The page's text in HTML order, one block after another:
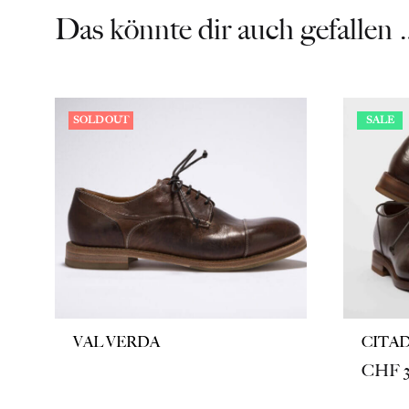
Das könnte dir auch gefallen
SOLD OUT
VAL VERDA
SALE
CHF